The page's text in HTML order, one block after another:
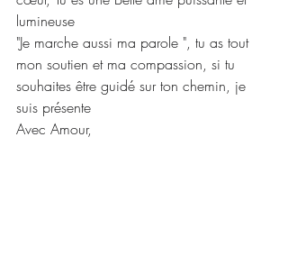
lumineuse
"Je marche aussi ma parole ", tu as tout
mon soutien et ma compassion, si tu
souhaites être guidé sur ton chemin, je
suis présente
Avec Amour,